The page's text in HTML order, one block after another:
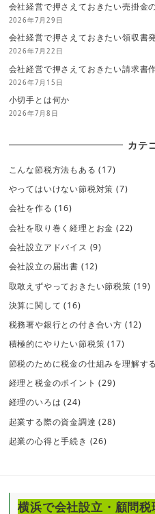
会社経営で押さえておきたい売掛金
2026年7月29日
会社経営で押さえておきたい領収書
2026年7月22日
会社経営で押さえておきたい請求書
2026年7月15日
小切手とは何か
2026年7月8日
カテ
こんな節税方法もある (17)
やってはいけない節税対策 (7)
会社を作る (16)
会社を取り巻く経理とお金 (22)
会社設立アドバイス (9)
会社設立の届出書 (12)
取敢えずやっておきたい節税策 (19)
決算に関して (16)
税務署や銀行との付き合い方 (12)
積極的にやりたい節税策 (17)
節税のために税金の仕組みを理解する
経理と税金のポイント (29)
経理のいろは (24)
起業する際の資金調達 (28)
起業の心得と手続き (26)
横浜で会社設立・顧問